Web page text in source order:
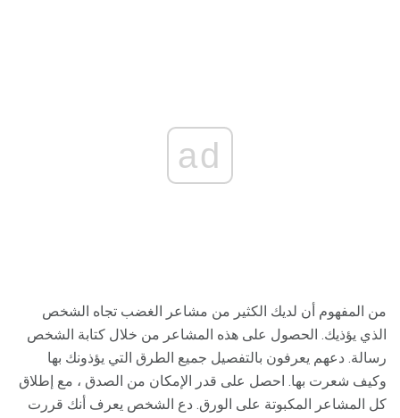
ad
من المفهوم أن لديك الكثير من مشاعر الغضب تجاه الشخص
الذي يؤذيك. الحصول على هذه المشاعر من خلال كتابة الشخص
رسالة. دعهم يعرفون بالتفصيل جميع الطرق التي يؤذونك بها
وكيف شعرت بها. احصل على قدر الإمكان من الصدق ، مع إطلاق
كل المشاعر المكبوتة على الورق. دع الشخص يعرف أنك قررت